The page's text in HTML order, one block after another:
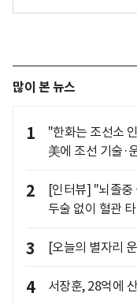
많이 본 뉴스
1
"한화는 조선소
美에 조선 기술·
2
[인터뷰] "뇌졸
두술 없이 혈관
3 [오늘의 별자리
4 서장훈, 28억에